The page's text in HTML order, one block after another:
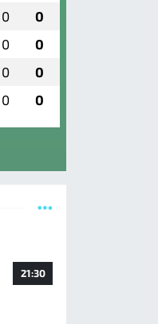
0 0
0 0
0 0
0 0
21:30